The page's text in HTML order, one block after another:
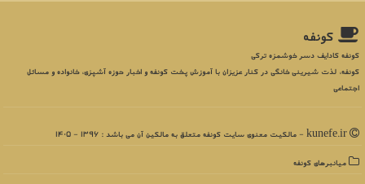
كونفه
کونفه کادایف دسر خوشمزه ترکی
کونفه، لذت شیرینی خانگی در کنار عزیزان با آموزش پخت کونفه و اخبار حوزه آشپزی، خانواده و مسائل
اجتماعی
میانبرهای كونفه